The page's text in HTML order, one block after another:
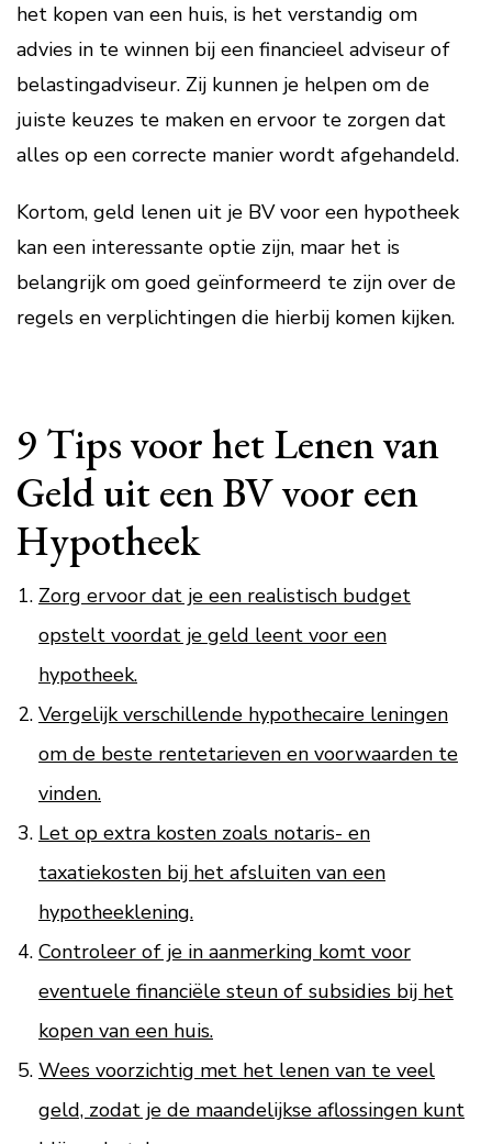
het kopen van een huis, is het verstandig om
advies in te winnen bij een financieel adviseur of
belastingadviseur. Zij kunnen je helpen om de
juiste keuzes te maken en ervoor te zorgen dat
alles op een correcte manier wordt afgehandeld.
Kortom, geld lenen uit je BV voor een hypotheek
kan een interessante optie zijn, maar het is
belangrijk om goed geïnformeerd te zijn over de
regels en verplichtingen die hierbij komen kijken.
9 Tips voor het Lenen van
Geld uit een BV voor een
Hypotheek
Zorg ervoor dat je een realistisch budget
opstelt voordat je geld leent voor een
hypotheek.
Vergelijk verschillende hypothecaire leningen
om de beste rentetarieven en voorwaarden te
vinden.
Let op extra kosten zoals notaris- en
taxatiekosten bij het afsluiten van een
hypotheeklening.
Controleer of je in aanmerking komt voor
eventuele financiële steun of subsidies bij het
kopen van een huis.
Wees voorzichtig met het lenen van te veel
geld, zodat je de maandelijkse aflossingen kunt